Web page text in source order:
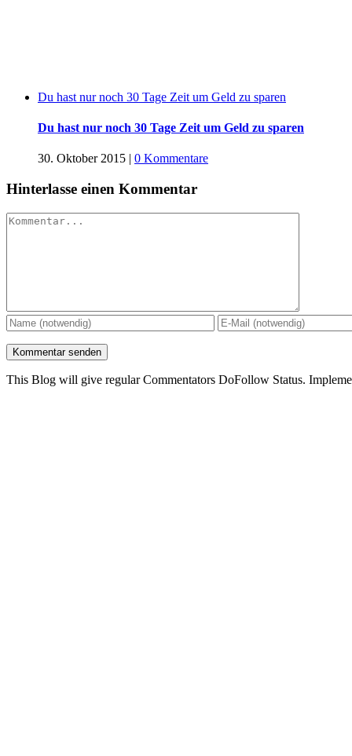
Du hast nur noch 30 Tage Zeit um Geld zu sparen
Du hast nur noch 30 Tage Zeit um Geld zu sparen
30. Oktober 2015 | 0 Kommentare
Hinterlasse einen Kommentar
Kommentar
This Blog will give regular Commentators DoFollow Status.